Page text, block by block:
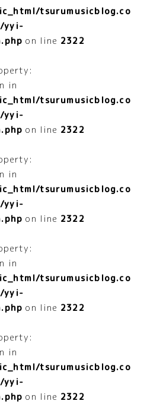
tsurumusicblog.co
yyi-
on line 2322
in
tsurumusicblog.co
yyi-
on line 2322
in
tsurumusicblog.co
yyi-
on line 2322
in
tsurumusicblog.co
yyi-
on line 2322
in
tsurumusicblog.co
yyi-
on line 2322